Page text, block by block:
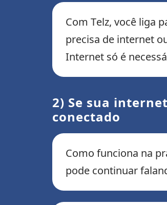
Com Telz, você liga
precisa de internet
Internet só é
2) Se sua
conectado
Como funciona na
pode continuar